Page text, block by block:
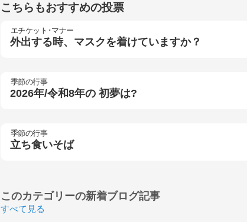
こちらもおすすめの投票
エチケット･マナー
外出する時、マスクを着けていますか？
季節の行事
2026年/令和8年の 初夢は?
季節の行事
立ち食いそば
このカテゴリーの新着ブログ記事
すべて見る